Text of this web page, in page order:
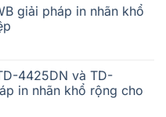
ngày
giải pháp in nhãn khổ
4425DN và TD-
in nhãn khổ rộng cho